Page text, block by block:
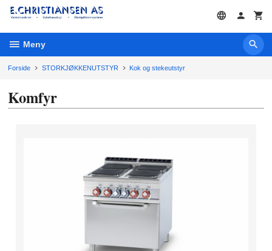
Gå
innholdet
Meny
Forside STORKJØKKENUTSTYR Kok og stekeutstyr
Komfyr